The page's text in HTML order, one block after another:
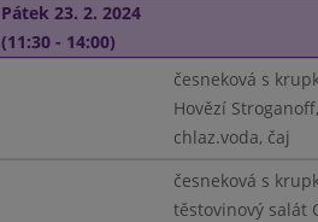
Pátek 23. 2. 2024
(11:30 - 14:00)
česneková s
Hovězí
chlaz.voda, čaj
česneková s
těstovinový salát